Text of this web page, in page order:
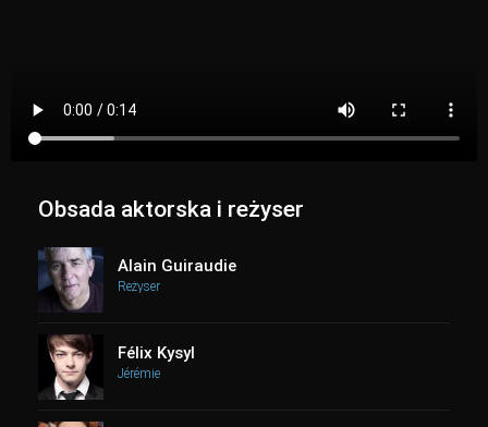
Obsada aktorska i reżyser
Alain Guiraudie
Reżyser
Félix Kysyl
Jérémie